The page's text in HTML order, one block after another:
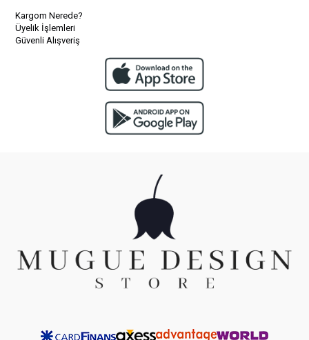
Kargom Nerede?
Üyelik İşlemleri
Güvenli Alışveriş